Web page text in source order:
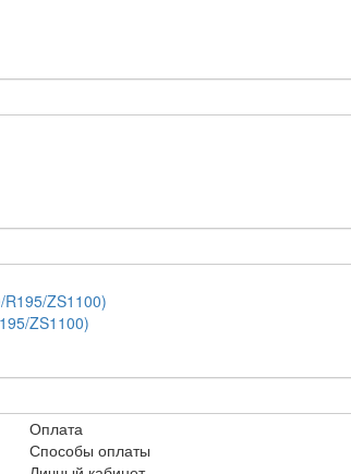
ZS1100)
Оплата
Способы оплаты